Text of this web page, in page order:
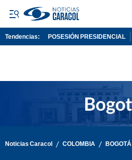
Tendencias: POSESIÓN PRESIDENCIAL
Noticias Caracol / COLOMBIA / BOGOTÁ